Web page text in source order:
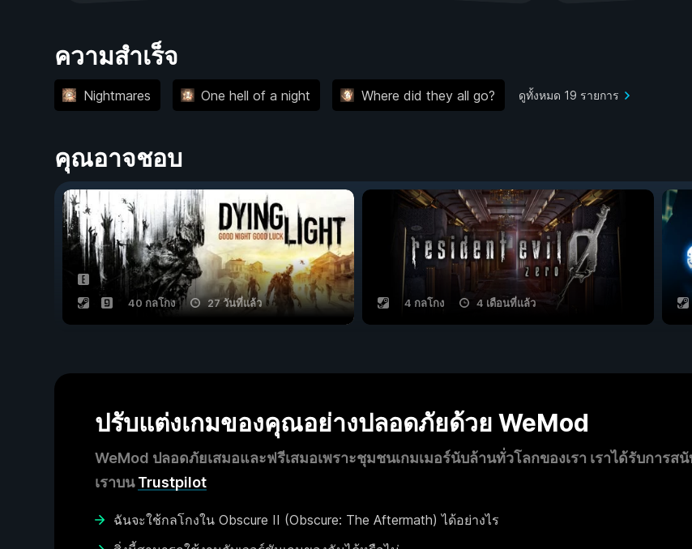
ความสำเร็จ
Nightmares One hell of a night Where did they all go? ดูทั้งหมด 19 รายการ
คุณอาจชอบ
40 กลโกง 27 วันที่แล้ว 4 กลโกง 4 เดือนที่แล้ว
ปรับแต่งเกมของคุณอย่างปลอดภัยด้วย WeMod
WeMod ปลอดภัยเสมอและฟรีเสมอเพราะชุมชนเกมเมอร์นับล้านทั่วโลกของเรา เราได้รับการ
เราบนTrustpilot
ฉันจะใช้กลโกงใน Obscure II (Obscure: The Aftermath) ได้อย่างไร